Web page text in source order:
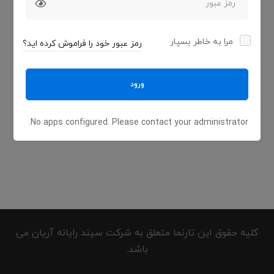
کلیه حقوق این تارنما متعلق به شرکت سپند رایانه آریان می
باشد.
مرا به خاطر بسپار رمز عبور خود را فراموش کرده اید؟
ورود
No apps configured. Please contact your administrator.